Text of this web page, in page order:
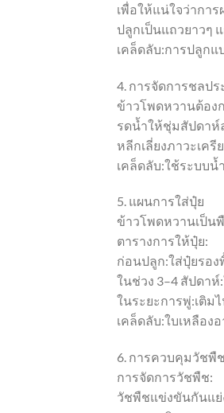
เพื่อให้แน่ใจว่ากา
ปลูกเป็นแถวยาวๆ
เคล็ดลับ:การปลูกแ
4. การจัดการชลป
ข้าวโพดหวานต้อง
รดน้ำให้ชุ่มสัปดา
หลีกเลี่ยงภาวะเค
เคล็ดลับ:ใช้ระบบ
5. แผนการใส่ปุ๋ย
ข้าวโพดหวานเป็น
ตารางการให้ปุ๋ย:
ก่อนปลูก:ใส่ปุ๋ยรอ
ในช่วง 3–4 สัปดาห์
ในระยะการพู่:เติม
เคล็ดลับ:ใบเหลือง
6. การควบคุมวัชพื
การจัดการวัชพืช:
วัชพืชแข่งขันกันแย่